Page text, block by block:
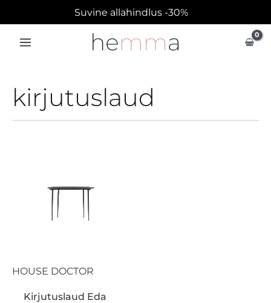
to
content
kirjutuslaud
HOUSE DOCTOR
Kirjutuslaud Eda
Suvine allahindlus -30%